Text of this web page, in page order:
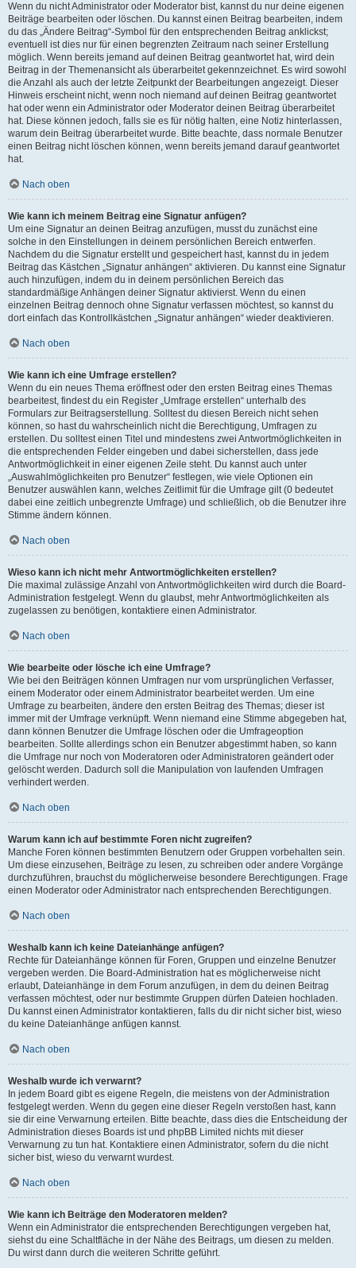
Wenn du nicht Administrator oder Moderator bist, kannst du nur deine eigenen
Beiträge bearbeiten oder löschen. Du kannst einen Beitrag bearbeiten, indem
du das „Ändere Beitrag“-Symbol für den entsprechenden Beitrag anklickst;
eventuell ist dies nur für einen begrenzten Zeitraum nach seiner Erstellung
möglich. Wenn bereits jemand auf deinen Beitrag geantwortet hat, wird dein
Beitrag in der Themenansicht als überarbeitet gekennzeichnet. Es wird sowohl
die Anzahl als auch der letzte Zeitpunkt der Bearbeitungen angezeigt. Dieser
Hinweis erscheint nicht, wenn noch niemand auf deinen Beitrag geantwortet
hat oder wenn ein Administrator oder Moderator deinen Beitrag überarbeitet
hat. Diese können jedoch, falls sie es für nötig halten, eine Notiz hinterlassen,
warum dein Beitrag überarbeitet wurde. Bitte beachte, dass normale Benutzer
einen Beitrag nicht löschen können, wenn bereits jemand darauf geantwortet
hat.
Nach oben
Wie kann ich meinem Beitrag eine Signatur anfügen?
Um eine Signatur an deinen Beitrag anzufügen, musst du zunächst eine
solche in den Einstellungen in deinem persönlichen Bereich entwerfen.
Nachdem du die Signatur erstellt und gespeichert hast, kannst du in jedem
Beitrag das Kästchen „Signatur anhängen“ aktivieren. Du kannst eine Signatur
auch hinzufügen, indem du in deinem persönlichen Bereich das
standardmäßige Anhängen deiner Signatur aktivierst. Wenn du einen
einzelnen Beitrag dennoch ohne Signatur verfassen möchtest, so kannst du
dort einfach das Kontrollkästchen „Signatur anhängen“ wieder deaktivieren.
Nach oben
Wie kann ich eine Umfrage erstellen?
Wenn du ein neues Thema eröffnest oder den ersten Beitrag eines Themas
bearbeitest, findest du ein Register „Umfrage erstellen“ unterhalb des
Formulars zur Beitragserstellung. Solltest du diesen Bereich nicht sehen
können, so hast du wahrscheinlich nicht die Berechtigung, Umfragen zu
erstellen. Du solltest einen Titel und mindestens zwei Antwortmöglichkeiten in
die entsprechenden Felder eingeben und dabei sicherstellen, dass jede
Antwortmöglichkeit in einer eigenen Zeile steht. Du kannst auch unter
„Auswahlmöglichkeiten pro Benutzer“ festlegen, wie viele Optionen ein
Benutzer auswählen kann, welches Zeitlimit für die Umfrage gilt (0 bedeutet
dabei eine zeitlich unbegrenzte Umfrage) und schließlich, ob die Benutzer ihre
Stimme ändern können.
Nach oben
Wieso kann ich nicht mehr Antwortmöglichkeiten erstellen?
Die maximal zulässige Anzahl von Antwortmöglichkeiten wird durch die Board-
Administration festgelegt. Wenn du glaubst, mehr Antwortmöglichkeiten als
zugelassen zu benötigen, kontaktiere einen Administrator.
Nach oben
Wie bearbeite oder lösche ich eine Umfrage?
Wie bei den Beiträgen können Umfragen nur vom ursprünglichen Verfasser,
einem Moderator oder einem Administrator bearbeitet werden. Um eine
Umfrage zu bearbeiten, ändere den ersten Beitrag des Themas; dieser ist
immer mit der Umfrage verknüpft. Wenn niemand eine Stimme abgegeben hat,
dann können Benutzer die Umfrage löschen oder die Umfrageoption
bearbeiten. Sollte allerdings schon ein Benutzer abgestimmt haben, so kann
die Umfrage nur noch von Moderatoren oder Administratoren geändert oder
gelöscht werden. Dadurch soll die Manipulation von laufenden Umfragen
verhindert werden.
Nach oben
Warum kann ich auf bestimmte Foren nicht zugreifen?
Manche Foren können bestimmten Benutzern oder Gruppen vorbehalten sein.
Um diese einzusehen, Beiträge zu lesen, zu schreiben oder andere Vorgänge
durchzuführen, brauchst du möglicherweise besondere Berechtigungen. Frage
einen Moderator oder Administrator nach entsprechenden Berechtigungen.
Nach oben
Weshalb kann ich keine Dateianhänge anfügen?
Rechte für Dateianhänge können für Foren, Gruppen und einzelne Benutzer
vergeben werden. Die Board-Administration hat es möglicherweise nicht
erlaubt, Dateianhänge in dem Forum anzufügen, in dem du deinen Beitrag
verfassen möchtest, oder nur bestimmte Gruppen dürfen Dateien hochladen.
Du kannst einen Administrator kontaktieren, falls du dir nicht sicher bist, wieso
du keine Dateianhänge anfügen kannst.
Nach oben
Weshalb wurde ich verwarnt?
In jedem Board gibt es eigene Regeln, die meistens von der Administration
festgelegt werden. Wenn du gegen eine dieser Regeln verstoßen hast, kann
sie dir eine Verwarnung erteilen. Bitte beachte, dass dies die Entscheidung der
Administration dieses Boards ist und phpBB Limited nichts mit dieser
Verwarnung zu tun hat. Kontaktiere einen Administrator, sofern du die nicht
sicher bist, wieso du verwarnt wurdest.
Nach oben
Wie kann ich Beiträge den Moderatoren melden?
Wenn ein Administrator die entsprechenden Berechtigungen vergeben hat,
siehst du eine Schaltfläche in der Nähe des Beitrags, um diesen zu melden.
Du wirst dann durch die weiteren Schritte geführt.